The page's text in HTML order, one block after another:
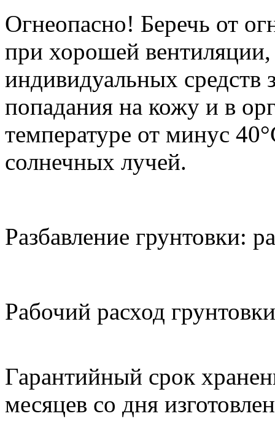
Огнеопасно! Беречь от
при хорошей вентиляции,
индивидуальных средств
попадания на кожу и в
температуре от минус
солнечных лучей.
Разбавление грунтовки:
Рабочий расход
Гарантийный срок
месяцев со дня